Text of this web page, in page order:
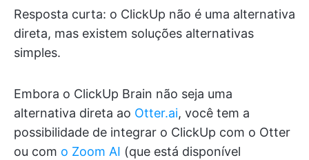
Resposta curta: o ClickUp não é uma alternativa
direta, mas existem soluções alternativas
simples.
Embora o ClickUp Brain não seja uma
alternativa direta ao Otter.ai, você tem a
possibilidade de integrar o ClickUp com o Otter
ou com o Zoom AI (que está disponível